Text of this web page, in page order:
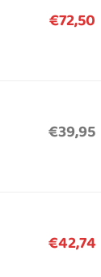
€72,50
€39,95
€42,74